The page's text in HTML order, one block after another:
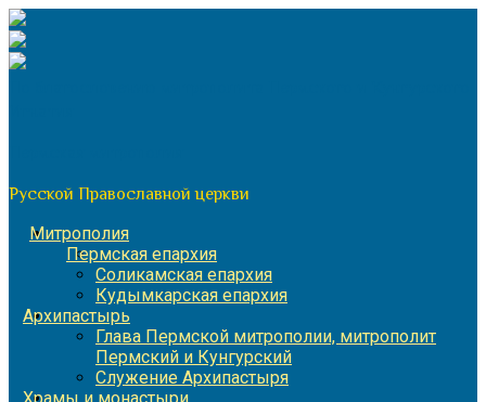
Перейти
к
содержимому
Русской Православной церкви
Митрополия
Пермская епархия
Соликамская епархия
Кудымкарская епархия
Архипастырь
Глава Пермской митрополии, митрополит
Пермский и Кунгурский
Служение Архипастыря